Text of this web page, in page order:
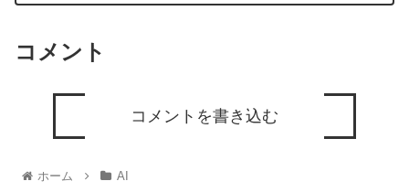
コメント
コメントを書き込む
ホーム AI